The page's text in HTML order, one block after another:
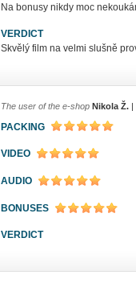
Na bonusy nikdy moc
VERDICT
Skvělý film na velmi slušně
The user of the e-shop Nikola Ž. |
PACKING
VIDEO
AUDIO
BONUSES
VERDICT